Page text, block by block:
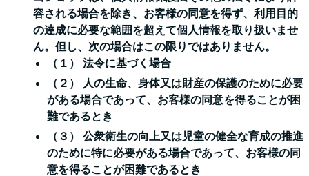
容される場合を除き、お客様の同意を得ず、利用目的
の達成に必要な範囲を超えて個人情報を取り扱いませ
ん。但し、次の場合はこの限りではありません。
（１） 法令に基づく場合
（２） 人の生命、身体又は財産の保護のために必要
がある場合であって、お客様の同意を得ることが困
難であるとき
（３） 公衆衛生の向上又は児童の健全な育成の推進
のために特に必要がある場合であって、お客様の同
意を得ることが困難であるとき